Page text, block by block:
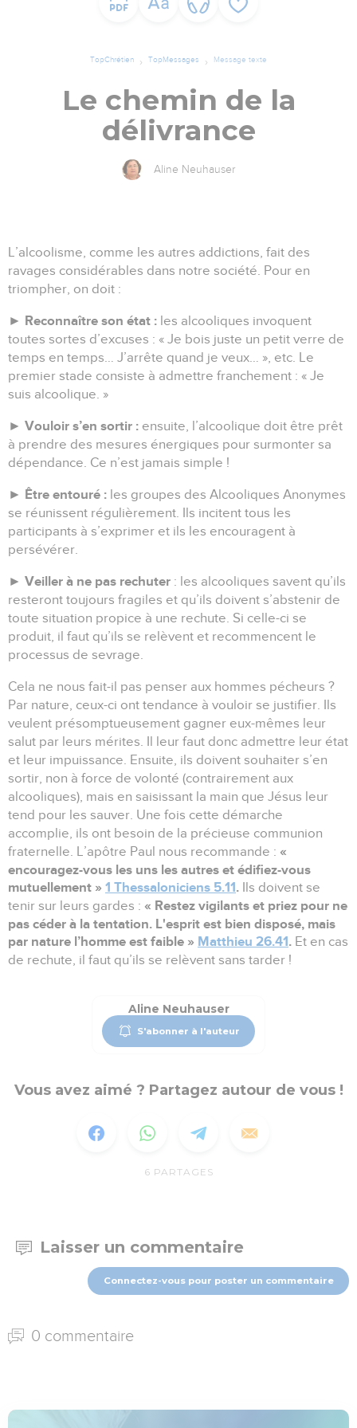
TopChrétien TopMessages Message texte
Le chemin de la
délivrance
Aline Neuhauser
L’alcoolisme, comme les autres addictions, fait des
ravages considérables dans notre société. Pour en
triompher, on doit :
► Reconnaître son état : les alcooliques invoquent
toutes sortes d’excuses : « Je bois juste un petit verre de
temps en temps… J’arrête quand je veux… », etc. Le
premier stade consiste à admettre franchement : « Je
suis alcoolique. »
► Vouloir s’en sortir : ensuite, l’alcoolique doit être prêt
à prendre des mesures énergiques pour surmonter sa
dépendance. Ce n’est jamais simple !
► Être entouré : les groupes des Alcooliques Anonymes
se réunissent régulièrement. Ils incitent tous les
participants à s’exprimer et ils les encouragent à
persévérer.
► Veiller à ne pas rechuter : les alcooliques savent qu’ils
resteront toujours fragiles et qu’ils doivent s’abstenir de
toute situation propice à une rechute. Si celle-ci se
produit, il faut qu’ils se relèvent et recommencent le
processus de sevrage.
Cela ne nous fait-il pas penser aux hommes pécheurs ?
Par nature, ceux-ci ont tendance à vouloir se justifier. Ils
veulent présomptueusement gagner eux-mêmes leur
salut par leurs mérites. Il leur faut donc admettre leur état
et leur impuissance. Ensuite, ils doivent souhaiter s’en
sortir, non à force de volonté (contrairement aux
alcooliques), mais en saisissant la main que Jésus leur
tend pour les sauver. Une fois cette démarche
accomplie, ils ont besoin de la précieuse communion
fraternelle. L’apôtre Paul nous recommande : «
encouragez-vous les uns les autres et édifiez-vous
mutuellement » 1 Thessaloniciens 5.11 . Ils doivent se
tenir sur leurs gardes : « Restez vigilants et priez pour ne
pas céder à la tentation. L'esprit est bien disposé, mais
par nature l’homme est faible » Matthieu 26.41 . Et en cas
de rechute, il faut qu’ils se relèvent sans tarder !
Aline Neuhauser
S'abonner à l'auteur
Vous avez aimé ? Partagez autour de vous !
6 PARTAGES
Laisser un commentaire
Connectez-vous pour poster un commentaire
0 commentaire